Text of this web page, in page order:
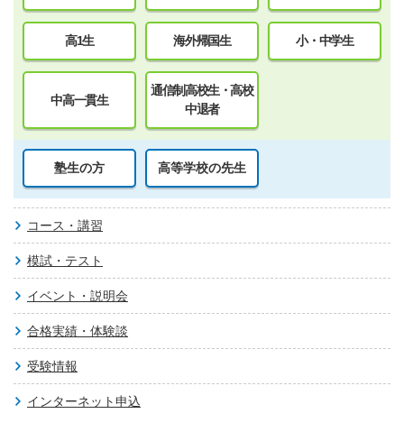
高1生 海外帰国生 小・中学生
中高一貫生
通信制高校生・高校
中退者
塾生の方 高等学校の先生
コース・講習
模試・テスト
イベント・説明会
合格実績・体験談
受験情報
インターネット申込